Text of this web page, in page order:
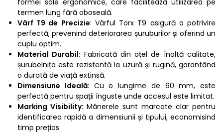
termen lung fără oboseală.
Vârf T9 de Precizie: Vârful Torx T9 asigură o potrivire
perfectă, prevenind deteriorarea șuruburilor și oferind un
cuplu optim.
Material Durabil: Fabricată din oțel de înaltă calitate,
șurubelnița este rezistentă la uzură și rugină, garantând
o durată de viață extinsă.
Dimensiune Ideală: Cu o lungime de 60 mm, este
perfectă pentru spații înguste unde accesul este limitat.
Marking Visibility: Mânerele sunt marcate clar pentru
identificarea rapidă a dimensiunii și tipului, economisind
timp prețios.